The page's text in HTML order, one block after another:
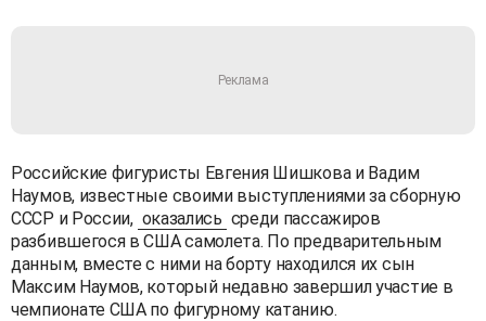
Российские фигуристы Евгения Шишкова и Вадим
Наумов, известные своими выступлениями за сборную
СССР и России, оказались среди пассажиров
разбившегося в США самолета. По предварительным
данным, вместе с ними на борту находился их сын
Максим Наумов, который недавно завершил участие в
чемпионате США по фигурному катанию.